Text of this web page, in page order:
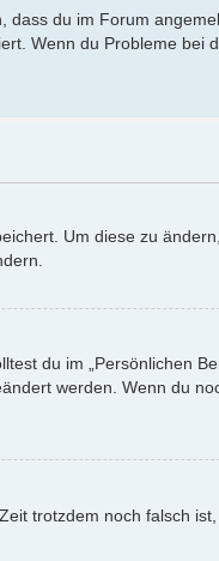
dass du im Forum
Wenn du Probleme bei
Um diese zu
du im „Persönlichen
werden. Wenn du
trotzdem noch falsch